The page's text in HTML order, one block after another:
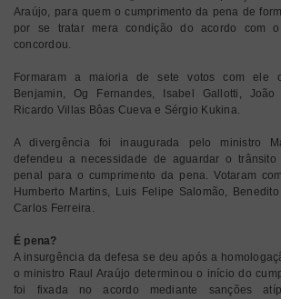
Araújo, para quem o cumprimento da pena de
por se tratar mera condição do acordo com
concordou.
Formaram a maioria de sete votos com ele
Benjamin, Og Fernandes, Isabel Gallotti,
Ricardo Villas Bôas Cueva e Sérgio Kukina.
A divergência foi inaugurada pelo ministro
defendeu a necessidade de aguardar o
penal para o cumprimento da pena. Votaram
Humberto Martins, Luis Felipe Salomão,
Carlos Ferreira.
É pena?
A insurgência da defesa se deu após a
o ministro Raul Araújo determinou o início do
foi fixada no acordo mediante sanções